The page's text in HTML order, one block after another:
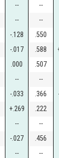
-- --
-- --
-.128 .550
-.017 .588
.000 .507
-- --
-.033 .366
+.269 .222
-- --
-.027 .456
-- --